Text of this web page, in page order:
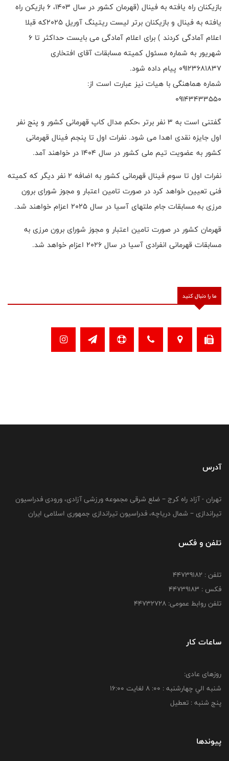
بازیکنان راه یافته به فینال (قهرمان کشور در سال ۱۴۰۳، ۶ بازیکن راه
یافته به فینال و بازیکنان برتر لیست ریتینگ آوریل ۲۰۲۵که قبلا
اعلام آمادگی کردند ) برای اعلام آمادگی می بایست حداکثر تا ۶
شهریور به شماره مسئول کمیته مسابقات آقای افتخاری
۰۹۱۲۳۶۸۱۸۳۷ پیام داده شود.
شماره هماهنگی با هیات نیز عبارت است از:
۰۹۱۴۳۴۳۳۵۵۰
گفتنی است به ۳ نفر برتر ،حکم مدال کاپ قهرمانی کشور و پنج نفر
اول جایزه نقدی اهدا می شود. نفرات اول تا پنجم فینال قهرمانی
کشور به عضویت تیم ملی کشور در سال ۱۴۰۴ در خواهند آمد.
نفرات اول تا سوم فینال قهرمانی کشور به اضافه ۲ نفر دیگر که کمیته
فنی تعیین خواهد کرد در صورت تامین اعتبار و مجوز شورای برون
مرزی به مسابقات جام ملتهای آسیا در سال ۲۰۲۵ اعزام خواهند شد.
قهرمان کشور در صورت تامین اعتبار و مجوز شورای برون مرزی به
مسابقات قهرمانی انفرادی آسیا در سال ۲۰۲۶ اعزام خواهد شد.
ما را دنبال کنید
آدرس
تهران - آزاد راه کرج – ضلع شرقی مجموعه ورزشی آزادی، ورودی فدراسیون
تیراندازی – شمال دریاچه، فدراسیون تیراندازی جمهوری اسلامی ایران
تلفن و فکس
تلفن : ۴۴۷۳۹۱۸۲
فکس : ۴۴۷۳۹۱۸3
تلفن روابط عمومی: ۴۴۷۳۲۷۲۸
ساعات کار
روزهای عادی:
شنبه الي چهارشنبه : 00: 8 لغايت 16:00
پنج شنبه : تعطیل
پیوندها